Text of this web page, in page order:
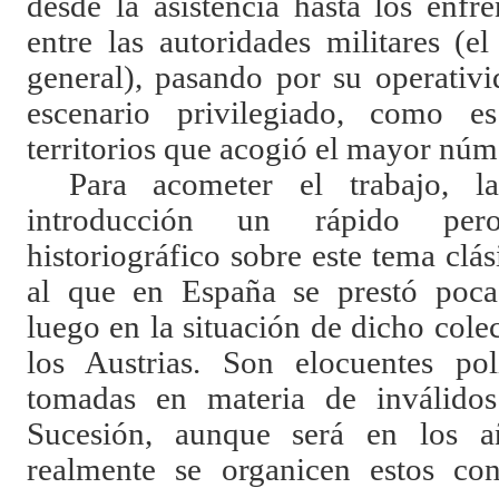
entre las autoridades militares
general), pasando por su
escenario privilegiado, como
territorios que acogió el mayor
Para acometer el trabajo,
introducción un rápido
historiográfico sobre este tema
al que en España se prestó
luego en la situación de dicho
los Austrias. Son elocuentes
tomadas en materia de
Sucesión, aunque será en los
realmente se organicen estos